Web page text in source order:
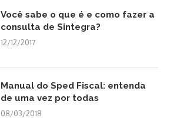
Você sabe o que é e como fazer a
consulta de Sintegra?
12/12/2017
Manual do Sped Fiscal: entenda
de uma vez por todas
08/03/2018